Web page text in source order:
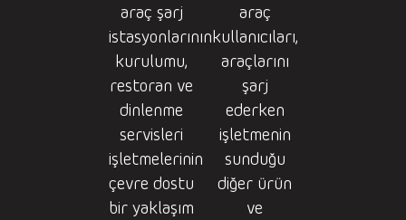
araç şarj
istasyonlarının
kurulumu,
restoran ve
dinlenme
servisleri
işletmelerinin
çevre dostu
bir yaklaşım
araç
kullanıcıları,
araçlarını
şarj
ederken
işletmenin
sunduğu
diğer ürün
ve